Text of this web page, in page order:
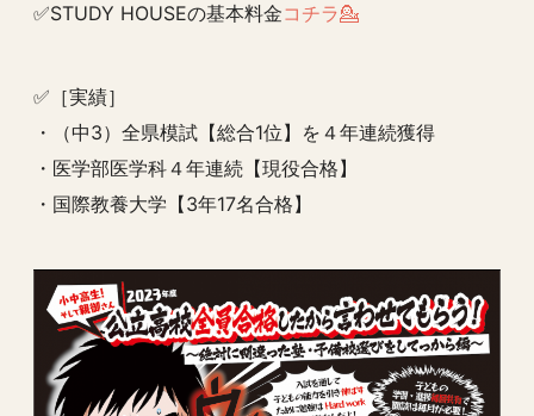
✅STUDY HOUSEの基本料金コチラ💁
✅［実績］
・（中3）全県模試【総合1位】を４年連続獲得
・医学部医学科４年連続【現役合格】
・国際教養大学【3年17名合格】